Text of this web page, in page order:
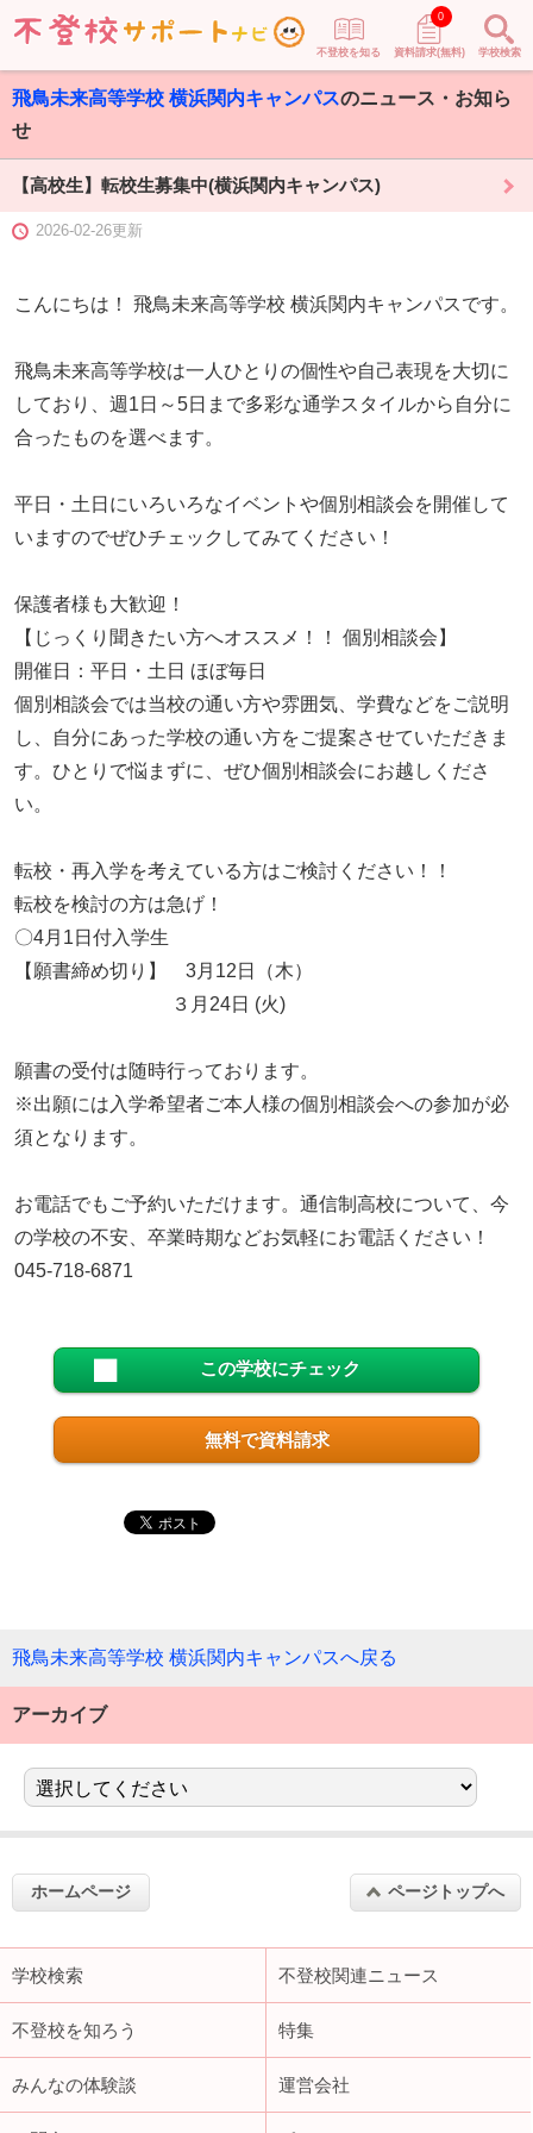
不登校を知る 資料請求(無料)
0
学校検索
飛鳥未来高等学校 横浜関内キャンパスのニュース・お知ら
せ
【高校生】転校生募集中(横浜関内キャンパス)
2026-02-26更新
こんにちは！ 飛鳥未来高等学校 横浜関内キャンパスです。
飛鳥未来高等学校は一人ひとりの個性や自己表現を大切に
しており、週1日～5日まで多彩な通学スタイルから自分に
合ったものを選べます。
平日・土日にいろいろなイベントや個別相談会を開催して
いますのでぜひチェックしてみてください！
保護者様も大歓迎！
【じっくり聞きたい方へオススメ！！ 個別相談会】
開催日：平日・土日 ほぼ毎日
個別相談会では当校の通い方や雰囲気、学費などをご説明
し、自分にあった学校の通い方をご提案させていただきま
す。ひとりで悩まずに、ぜひ個別相談会にお越しくださ
い。
転校・再入学を考えている方はご検討ください！！
転校を検討の方は急げ！
〇4月1日付入学生
【願書締め切り】 3月12日（木）
３月24日 (火)
願書の受付は随時行っております。
※出願には入学希望者ご本人様の個別相談会への参加が必
須となります。
お電話でもご予約いただけます。通信制高校について、今
の学校の不安、卒業時期などお気軽にお電話ください！
045-718-6871
この学校にチェック
無料で資料請求
飛鳥未来高等学校 横浜関内キャンパスへ戻る
アーカイブ
ホームページ ページトップへ
学校検索 不登校関連ニュース
不登校を知ろう 特集
みんなの体験談 運営会社